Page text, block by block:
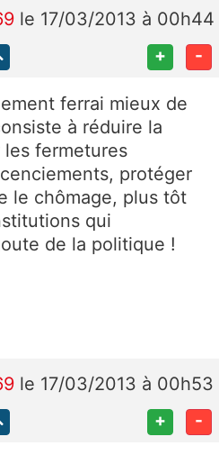
le 17/03/2013 à 00h44
+ -
ferrai mieux de
à réduire la
fermetures
protéger
le chômage, plus tôt
qui
de la politique !
le 17/03/2013 à 00h53
+ -